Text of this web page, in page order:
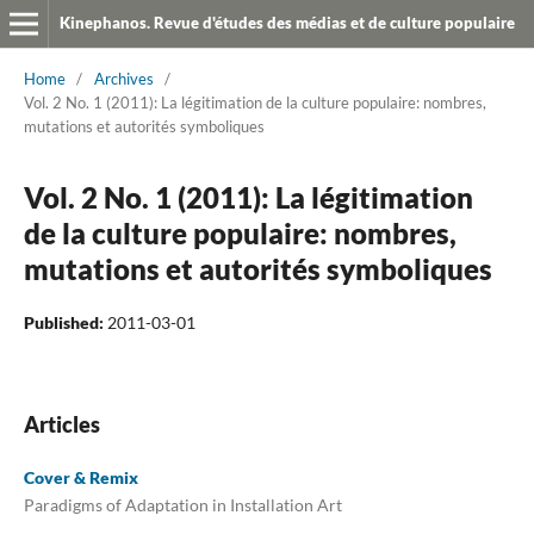
Kinephanos. Revue d'études des médias et de culture populaire
Home / Archives
/
Vol. 2 No. 1 (2011): La légitimation de la culture populaire: nombres,
mutations et autorités symboliques
Vol. 2 No. 1 (2011): La légitimation
de la culture populaire: nombres,
mutations et autorités symboliques
Published: 2011-03-01
Articles
Cover & Remix
Paradigms of Adaptation in Installation Art